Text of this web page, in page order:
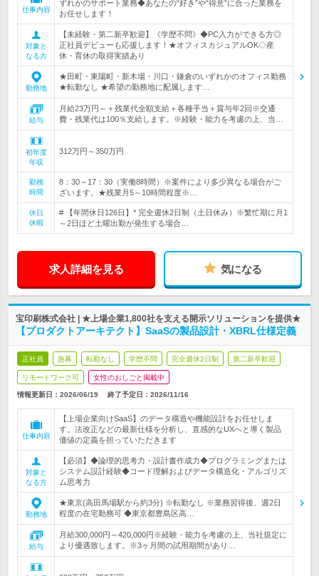
仕事内容
ずれかのサポート業務◆あなたの“好き”や“得意”に合った業務を
お任せします！
対象と
なる方
【未経験・第二新卒歓迎】《学歴不問》◆PC入力ができる方◎
正社員デビューも応援します！★オフィスカジュアルOK◇産
休・育休の取得実績あり
勤務地
★田町・東陽町・新木場・川口・鎌倉のいずれかのオフィス勤務
★転勤なし ★希望の勤務地に配属します…
給与
月給23万円～＋残業代全額支給＋各種手当＋賞与年2回※交通
費・残業代は100％支給します。※経験・能力を考慮の上、当…
初年度
年収
312万円～350万円
勤務
時間
8：30～17：30（実働8時間）※案件により多少異なる場合がご
ざいます。★残業月5～10時間程度※…
休日
休暇
# 【年間休日126日】* 完全週休2日制（土日休み）※繁忙期に月1
～2日ほど土曜出勤が発生する場合…
求人詳細を見る 気になる
宝印刷株式会社 | ★上場企業1,800社を支える開示ソリューションを提供★
【プロダクトアーキテクト】SaaSの製品設計・XBRL仕様定義
正社員 急募 転勤なし 学歴不問 完全週休2日制 第二新卒歓迎
リモートワーク可 女性のおしごと掲載中
情報更新日：2026/06/19 終了予定日： 2026/11/16
仕事内容
【上場企業向けSaaS】のデータ構造や機能設計をお任せしま
す。法改正などの最新仕様を分析し、直感的なUXへと導く製品
価値の定義を担っていただきます
対象と
なる方
【必須】◆論理的思考力・設計書作成力◆プログラミングまたは
システム設計経験◆コード理解およびデータ構造化・アルゴリズ
ム思考力
勤務地
★東京(高田馬場駅から約3分) ※転勤なし ※業務習得後、週2日
程度の在宅勤務可 ◆東京都豊島区高…
給与
月給300,000円～420,000円※経験・能力を考慮の上、当社規定に
より優遇致します。※3ヶ月間の試用期間があり…